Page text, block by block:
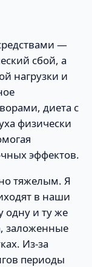
—
сбой, а
нагрузки и
диета с
физически
эффектов.
тяжелым. Я
в наши
одну и ту же
заложенные
Из-за
периоды